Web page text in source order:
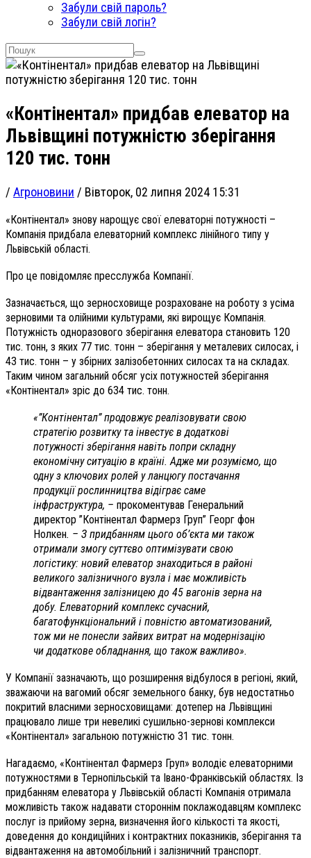
Забули свій пароль?
Забули свій логін?
«Контінентал» придбав елеватор на
Львівщині потужністю зберігання
120 тис. тонн
/ Агроновини / Вівторок, 02 липня 2024 15:31
«Контінентал» знову нарощує свої елеваторні потужності –
Компанія придбала елеваторний комплекс лінійного типу у
Львівській області.
Про це повідомляє пресслужба Компанії.
Зазначається, що зерносховище розраховане на роботу з усіма
зерновими та олійними культурами, які вирощує Компанія.
Потужність одноразового зберігання елеватора становить 120
тис. тонн, з яких 77 тис. тонн – зберігання у металевих силосах, і
43 тис. тонн – у збірних залізобетонних силосах та на складах.
Таким чином загальний обсяг усіх потужностей зберігання
«Контінентал» зріс до 634 тис. тонн.
«”Контінентал” продовжує реалізовувати свою
стратегію розвитку та інвестує в додаткові
потужності зберігання навіть попри складну
економічну ситуацію в країні. Адже ми розуміємо, що
одну з ключових ролей у ланцюгу постачання
продукції рослинництва відіграє саме
інфраструктура, – прокоментував Генеральний
директор ”Контінентал Фармерз Груп” Георг фон
Нолкен. – З придбанням цього об’єкта ми також
отримали змогу суттєво оптимізувати свою
логістику: новий елеватор знаходиться в районі
великого залізничного вузла і має можливість
відвантаження залізницею до 45 вагонів зерна на
добу. Елеваторний комплекс сучасний,
багатофункціональний і повністю автоматизований,
тож ми не понесли зайвих витрат на модернізацію
чи додаткове обладнання, що також важливо».
У Компанії зазначають, що розширення відбулося в регіоні, який,
зважаючи на вагомий обсяг земельного банку, був недостатньо
покритий власними зерносховищами: дотепер на Львівщині
працювало лише три невеликі сушильно-зернові комплекси
«Контінентал» загальною потужністю 31 тис. тонн.
Нагадаємо, «Контінентал Фармерз Груп» володіє елеваторними
потужностями в Тернопільській та Івано-Франківській областях. Із
придбанням елеватора у Львівській області Компанія отримала
можливість також надавати стороннім поклажодавцям комплекс
послуг із прийому зерна, визначення його кількості та якості,
доведення до кондиційних і контрактних показників, зберігання та
відвантаження на автомобільний і залізничний транспорт.